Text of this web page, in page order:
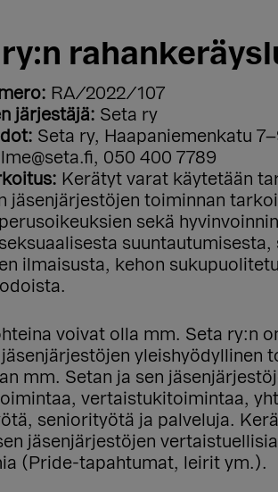
RA/2022/107
järjestäjä: Seta ry
Seta ry, Haapaniemenkatu
050 400 7789
Kerätyt varat käytetään
jäsenjärjestöjen toiminnan
sekä
ilmaisusta, kehon
voivat olla mm. Seta ry:n
yleishyödyllinen
mm. Setan ja sen
vertaistukitoimintaa,
seniorityötä ja palveluja.
jäsenjärjestöjen
(Pride-tapahtumat, leirit ym.).